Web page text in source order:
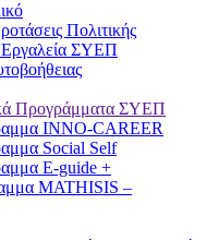
Πολιτικής
Εργαλεία ΣΥΕΠ
Προγράμματα ΣΥΕΠ
INNO-CAREER
Social Self
E-guide +
MATHISIS –